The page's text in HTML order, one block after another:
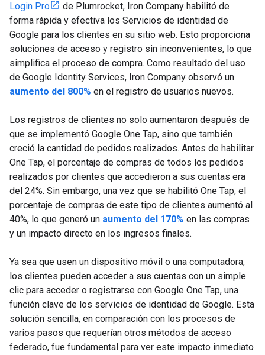
Login Pro
de Plumrocket, Iron Company habilitó de
forma rápida y efectiva los Servicios de identidad de
Google para los clientes en su sitio web. Esto proporciona
soluciones de acceso y registro sin inconvenientes, lo que
simplifica el proceso de compra. Como resultado del uso
de Google Identity Services, Iron Company observó un
aumento del 800% en el registro de usuarios nuevos.
Los registros de clientes no solo aumentaron después de
que se implementó Google One Tap, sino que también
creció la cantidad de pedidos realizados. Antes de habilitar
One Tap, el porcentaje de compras de todos los pedidos
realizados por clientes que accedieron a sus cuentas era
del 24%. Sin embargo, una vez que se habilitó One Tap, el
porcentaje de compras de este tipo de clientes aumentó al
40%, lo que generó un aumento del 170% en las compras
y un impacto directo en los ingresos finales.
Ya sea que usen un dispositivo móvil o una computadora,
los clientes pueden acceder a sus cuentas con un simple
clic para acceder o registrarse con Google One Tap, una
función clave de los servicios de identidad de Google. Esta
solución sencilla, en comparación con los procesos de
varios pasos que requerían otros métodos de acceso
federado, fue fundamental para ver este impacto inmediato